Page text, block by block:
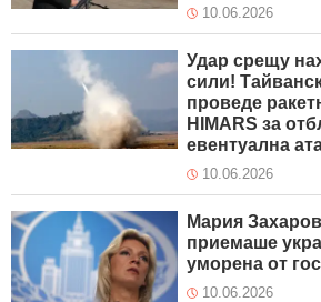
10.06.2026
Удар срещу
сили!
проведе
HIMARS за
евентуална
10.06.2026
Мария
приемаше
уморена от
10.06.2026